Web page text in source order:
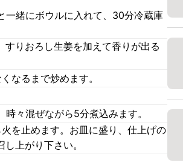
一緒にボウルに入れて、30分冷蔵庫
りおろし生姜を加えて香りが出る
なるまで炒めます。
々混ぜながら5分煮込みます。
を止めます。お皿に盛り、仕上げの
上がり下さい。